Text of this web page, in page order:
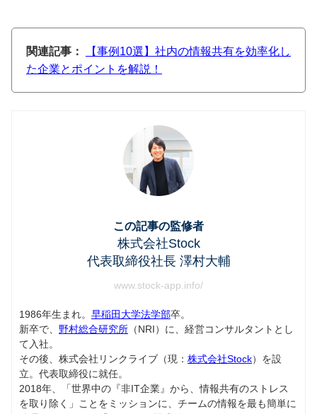
関連記事：
【事例10選】社内の情報共有を効率化し
た企業とポイントを解説！
この記事の監修者
株式会社Stock
代表取締役社長 澤村大輔
www.stock-app.info/
1986年生まれ。 早稲田大学法学部卒。
新卒で、 野村総合研究所 （NRI）に、経営コンサルタントとし
て入社。
その後、株式会社リンクライブ（現： 株式会社Stock）を設
立。代表取締役に就任。
2018年、「世界中の『非IT企業』から、情報共有のストレス
を取り除く」ことをミッションに、チームの情報を最も簡単に